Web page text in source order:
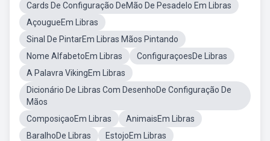
Cards De Configuração DeMão De Pesadelo Em Libras
AçougueEm Libras
Sinal De PintarEm Libras Mãos Pintando
Nome AlfabetoEm Libras
ConfiguraçoesDe Libras
A Palavra VikingEm Libras
Dicionário De Libras Com DesenhoDe Configuração De
Mãos
ComposiçaoEm Libras
AnimaisEm Libras
BaralhoDe Libras
EstojoEm Libras